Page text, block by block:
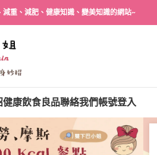
減重、減肥、健康知識、變美知識的網站~
健康飲食良品聯絡我們帳號登入